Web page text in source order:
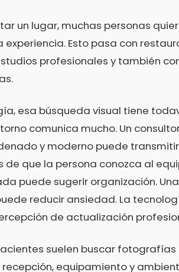
un lugar, muchas personas
experiencia. Esto pasa con
profesionales y también
esa búsqueda visual tiene
comunica mucho. Un
y moderno puede
de que la persona conozca al
puede sugerir organización.
reducir ansiedad. La
de actualización
suelen buscar
recepción, equipamiento y